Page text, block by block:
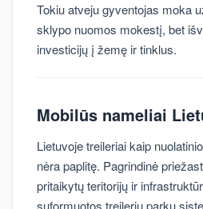
Tokiu atveju gyventojas moka
sklypo nuomos mokestį, bet
investicijų į žemę ir tinklus.
Mobilūs nameliai
Lietuvoje treileriai kaip
nėra paplitę. Pagrindinė
pritaikytų teritorijų ir
suformuotos treilerių parkų